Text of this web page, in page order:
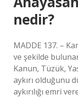
nedir?
MADDE 137. –
ve şekilde
Kanun, Tüzük,
aykırı olduğunu
aykırılığı emri